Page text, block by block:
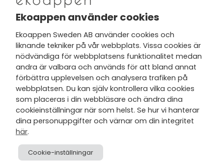
Nytt från Ekoappen
Jag har tagit del av Ekoappens
personuppgifts- och
integritetspolicyoch tar gärna del
av nyheter, hälsotips och exklusiva
erbjudanden via min e-post.
Ekoappen använder cookies
Ekoappen Sweden AB använder cookies och
liknande tekniker på vår webbplats. Vissa cookies är
nödvändiga för webbplatsens funktionalitet medan
andra är valbara och används för att bland annat
förbättra upplevelsen och analysera trafiken på
webbplatsen. Du kan själv kontrollera vilka cookies
som placeras i din webbläsare och ändra dina
cookieinställningar när som helst. Se hur vi hanterar
dina personuppgifter och värnar om din integritet
här.
Cookie-inställningar